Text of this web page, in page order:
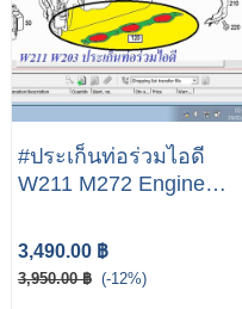
#ประเก็นท่อร่วมไอดี
W211 M272 Engine
Assembly for Mercedes-
Benz W211 Oe
A2721402401 X2
3,490.00 ฿
3,950.00 ฿ (-12%)